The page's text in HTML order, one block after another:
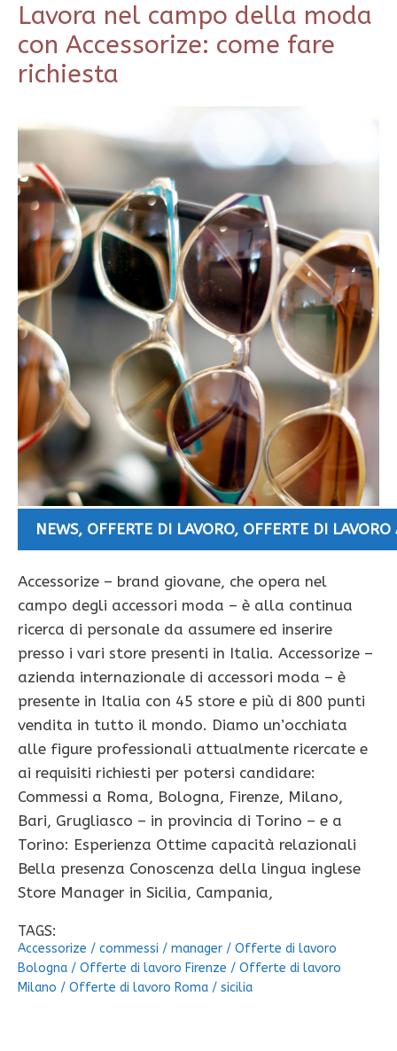
Lavora nel campo della moda
con Accessorize: come fare
richiesta
NEWS, OFFERTE DI LAVORO, OFFERTE DI LAVORO
Accessorize – brand giovane, che opera nel
campo degli accessori moda – è alla continua
ricerca di personale da assumere ed inserire
presso i vari store presenti in Italia. Accessorize –
azienda internazionale di accessori moda – è
presente in Italia con 45 store e più di 800 punti
vendita in tutto il mondo. Diamo un’occhiata
alle figure professionali attualmente ricercate e
ai requisiti richiesti per potersi candidare:
Commessi a Roma, Bologna, Firenze, Milano,
Bari, Grugliasco – in provincia di Torino – e a
Torino: Esperienza Ottime capacità relazionali
Bella presenza Conoscenza della lingua inglese
Store Manager in Sicilia, Campania,
TAGS:
Accessorize / commessi / manager / Offerte di lavoro
Bologna / Offerte di lavoro Firenze / Offerte di lavoro
Milano / Offerte di lavoro Roma / sicilia